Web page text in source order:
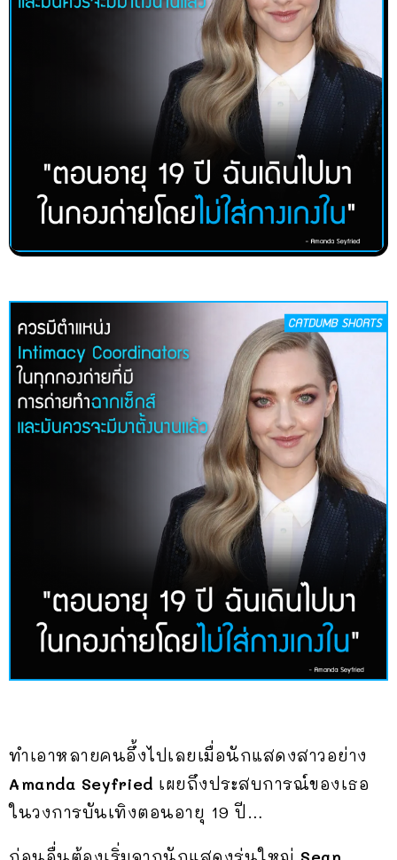
ทำเอาหลายคนอึ้งไปเลยเมื่อนักแสดงสาวอย่าง
Amanda Seyfried เผยถึงประสบการณ์ของเธอ
ในวงการบันเทิงตอนอายุ 19 ปี…